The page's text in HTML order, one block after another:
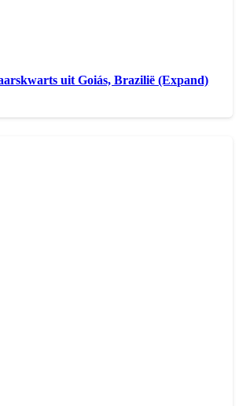
uit Goiás, Brazilië (Expand)